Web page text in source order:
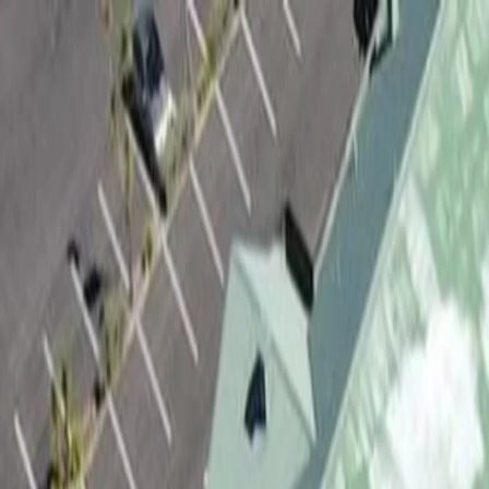
Para jogadores
Reserva campos de padel
Reserva campos de ténis
Reserva campos de ténis
Encontra um clube
Para jogadores
Reserva campos de padel
Reserva campos de ténis
Reserva campos de ténis
Encontra um clube
Para clubes
Playtomic Manager
Playtomic Coach
Academy
Preços
Para clubes
Playtomic Manager
Playtomic Coach
Academy